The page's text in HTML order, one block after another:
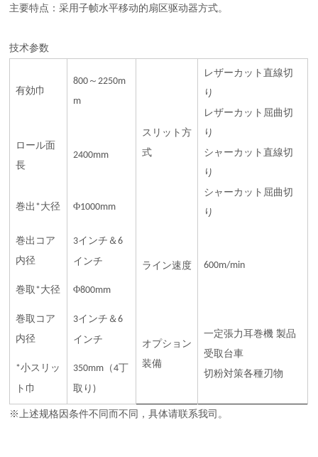
主要特点：采用子帧水平移动的扇区驱动器方式。
技术参数
有効巾
800 ～2250m
m
スリット方
式
レザーカット直線切
り
レザーカット屈曲切
り
シャーカット直線切
り
シャーカット屈曲切
り
ロール面
長
2400mm
巻出 *大径 Φ1000mm
巻出コア
内径
3インチ＆6
インチ
ライン速度 600m/min
巻取 *大径 Φ800mm
巻取コア
内径
3インチ＆6
インチ
オプション
装備
一定張力耳巻機 製品
受取台車
切粉対策各種刃物
*小スリッ
ト巾
350mm （4丁
取り)
※上述规格因条件不同而不同，具体请联系我司。